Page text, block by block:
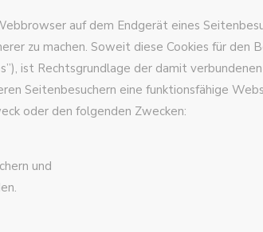
auf dem Endgerät eines
zu machen. Soweit diese Cookies für den
ist Rechtsgrundlage der damit
Seitenbesuchern eine funktionsfähige
oder den folgenden Zwecken:
und